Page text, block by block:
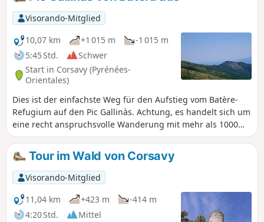
Visorando-Mitglied
10,07 km
+1 015 m
-1 015 m
5:45 Std.
Schwer
Start in Corsavy (Pyrénées-
Orientales)
Dies ist der einfachste Weg für den Aufstieg vom Batère-
Refugium auf den Pic Gallinàs. Achtung, es handelt sich um
eine recht anspruchsvolle Wanderung mit mehr als 1000
Höhenmetern auf 4,5 km. Der Weg ist gut markiert. Der
360°-Panoramablick vom Gipfel bietet einen herrlichen
Ausblick auf die katalanischen Gebirgsmassive.
Tour im Wald von Corsavy
Visorando-Mitglied
11,04 km
+423 m
-414 m
4:20 Std.
Mittel